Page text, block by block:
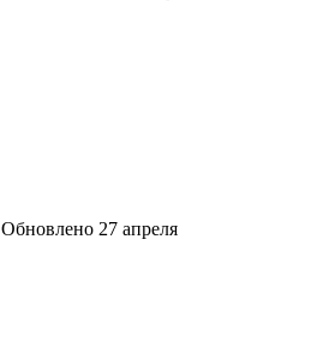
Обновлено 27 апреля